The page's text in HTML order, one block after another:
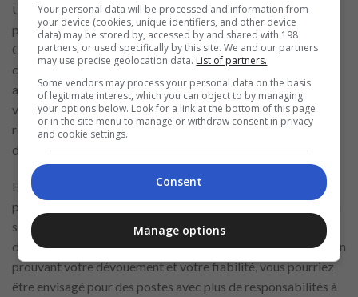
Une fois embauché, vous recevrez une formation sur les
procédures et protocoles de nettoyage spécifiques à
Cette formation est conçue pour s’assurer que vous
comprenez les attentes de l’entreprise et que vous pouvez
accomplir vos tâches du mieux que vous le pouvez. Aldi
valorise l’amélioration continue, alors soyez ouvert aux
retours et prêt à vous adapter à mesure que vous progressez
dans le rôle.
Bien que le poste d’assistant de nettoyage puisse être votre
point de départ,
sein de l’entreprise. De nombreux employés commencent à
des postes d’entrée et évoluent vers des rôles plus avancés. En
prouvant votre dévouement et votre fiabilité, vous pourriez
être envisagé pour des postes avec plus de responsabilités à
Your personal data will be processed and information from
your device (cookies, unique identifiers, and other device
data) may be stored by, accessed by and shared with 198
partners, or used specifically by this site. We and our partners
may use precise geolocation data. List of partners.
Some vendors may process your personal data on the basis
of legitimate interest, which you can object to by managing
your options below. Look for a link at the bottom of this page
or in the site menu to manage or withdraw consent in privacy
and cookie settings.
Consent
Manage options